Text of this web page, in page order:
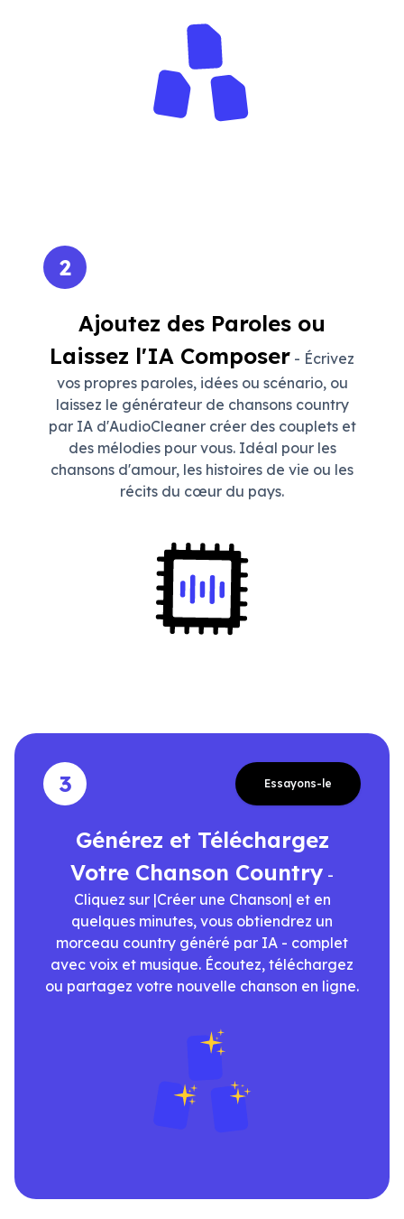
2
Ajoutez des Paroles ou
Laissez l'IA Composer - Écrivez
vos propres paroles, idées ou scénario, ou
laissez le générateur de chansons country
par IA d'AudioCleaner créer des couplets et
des mélodies pour vous. Idéal pour les
chansons d'amour, les histoires de vie ou les
récits du cœur du pays.
3 Essayons-le
Générez et Téléchargez
Votre Chanson Country -
Cliquez sur |Créer une Chanson| et en
quelques minutes, vous obtiendrez un
morceau country généré par IA - complet
avec voix et musique. Écoutez, téléchargez
ou partagez votre nouvelle chanson en ligne.